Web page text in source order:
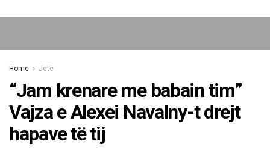
Home Jetë
“Jam krenare me babain tim”
Vajza e Alexei Navalny-t drejt
hapave të tij